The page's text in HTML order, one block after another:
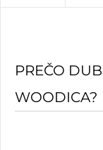
PREČO
WOODICA?